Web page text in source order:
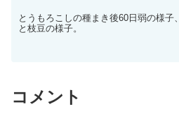
とうもろこしの種まき後60日弱の様子、
と枝豆の様子。
コメント